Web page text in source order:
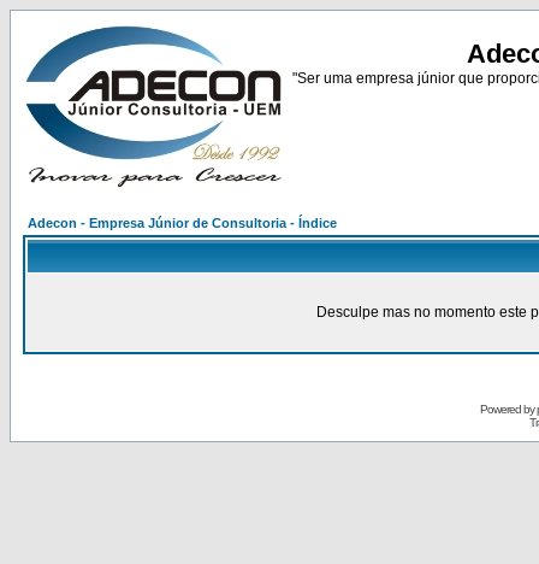
"Ser uma empresa júnior que
Adecon - Empresa Júnior de Consultoria - Índice
Desculpe mas no momento este
Powered by